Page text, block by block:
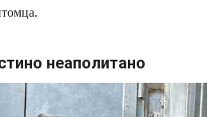
неаполитано